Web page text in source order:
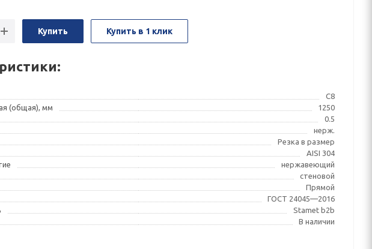
Купить Купить в 1 клик
С8
(общая), мм
1250
0.5
нерж.
Резка в размер
AISI 304
нержавеющий
стеновой
Прямой
ГОСТ 24045—2016
Stamet b2b
В наличии